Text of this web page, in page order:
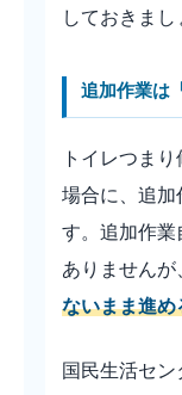
しておきまし
追加作業は
トイレつま
場合に、追加
す。追加作業
ありませんが
ないまま進め
国民生活セ